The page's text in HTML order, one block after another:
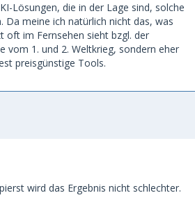
Lösungen, die in der Lage sind, solche
Da meine ich natürlich nicht das, was
oft im Fernsehen sieht bzgl. der
vom 1. und 2. Weltkrieg, sondern eher
preisgünstige Tools.
wird das Ergebnis nicht schlechter.